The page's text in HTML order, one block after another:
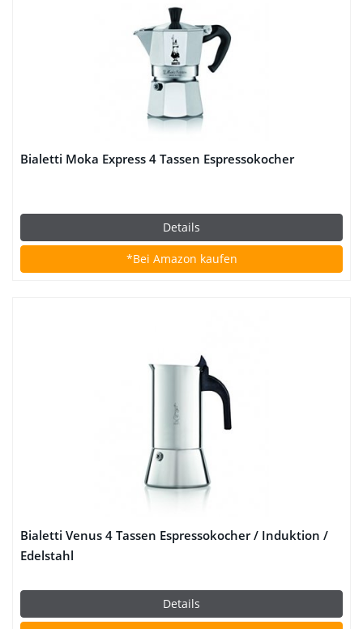
Bialetti Moka Express 4 Tassen Espressokocher
Details
*Bei Amazon kaufen
Bialetti Venus 4 Tassen Espressokocher / Induktion /
Edelstahl
Details